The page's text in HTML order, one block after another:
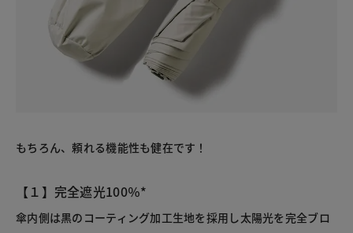
もちろん、頼れる機能性も健在です！
【１】完全遮光100％*
傘内側は黒のコーティング加工生地を採用し太陽光を完全ブロ